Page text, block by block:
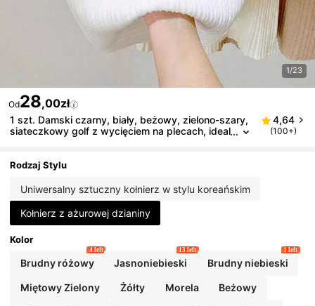
1/23
Od28,00zł
1 szt. Damski czarny, biały, beżowy, zielono-szary,
siateczkowy golf z wycięciem na plecach, ideal
4,64
(100+)
Rodzaj Stylu
Uniwersalny sztuczny kołnierz w stylu koreańskim
Kołnierz z ażurowej dzianiny
Kolor
Brudny różowy
4 left
Jasnoniebieski
13 left
Brudny niebieski
1 left
Miętowy Zielony Żółty Morela Beżowy